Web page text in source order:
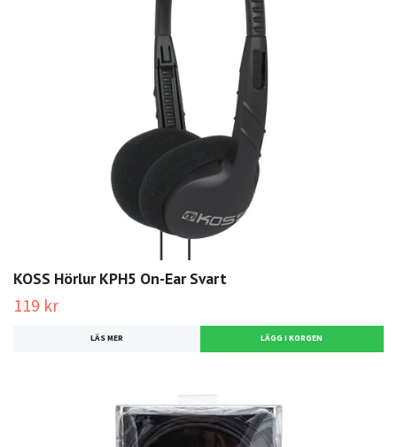
KOSS Hörlur KPH5 On-Ear Svart
119 kr
LÄS MER